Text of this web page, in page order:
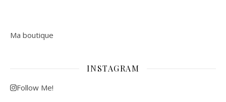
Ma boutique
INSTAGRAM
Follow Me!